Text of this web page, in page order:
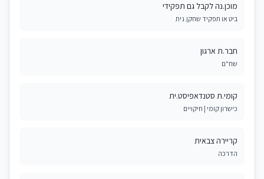
מוכן.נה לקבל גם תפקידי
ביט או תפקיד שחקן.נית
חבר.ת ארגון
שח"ם
קומי.ת סטנדאפיסט.ית
כישרון קומי | חיקויים
קריירה צבאית
הדרכה